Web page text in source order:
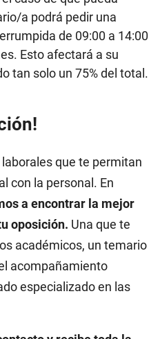
a podrá pedir una
de 09:00 a 14:00
Esto afectará a su
tan solo un 75% del total.
que te permitan
con la personal. En
a encontrar la mejor
oposición. Una que te
académicos, un temario
acompañamiento
especializado en las